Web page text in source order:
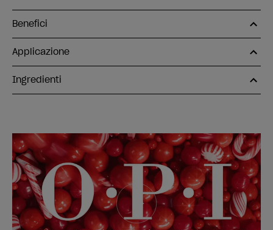
Benefici
Applicazione
Ingredienti